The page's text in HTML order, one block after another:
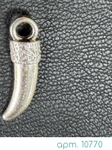
арт. 10770